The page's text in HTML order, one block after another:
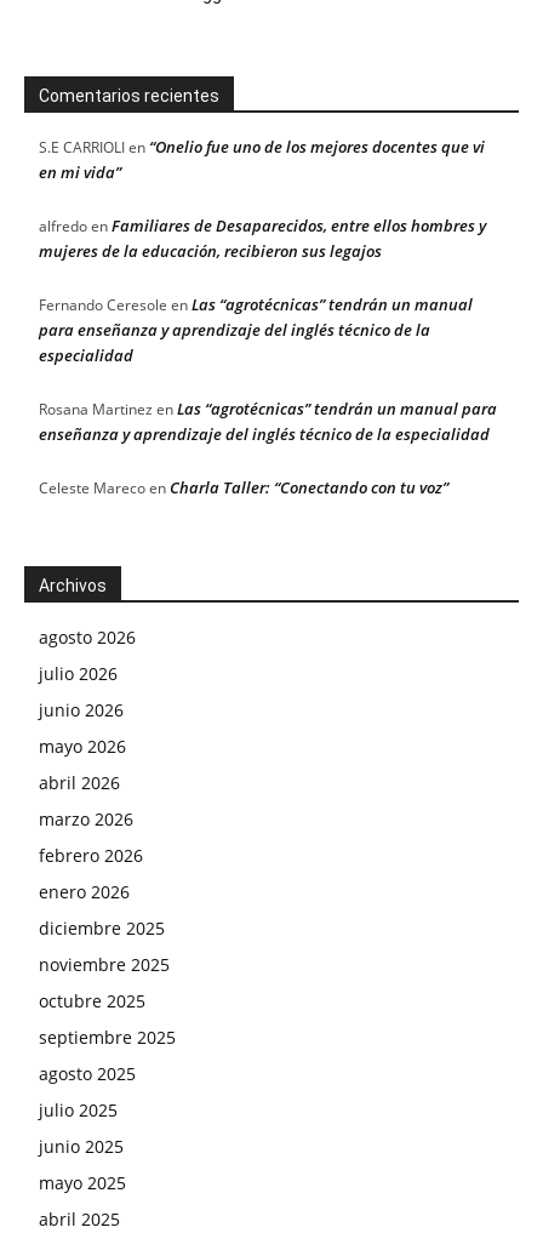
Comentarios recientes
S.E CARRIOLIen “Onelio fue uno de los mejores docentes que vi
en mi vida”
alfredoenFamiliares de Desaparecidos, entre ellos hombres y
mujeres de la educación, recibieron sus legajos
Fernando Ceresole enLas “agrotécnicas” tendrán un manual
para enseñanza y aprendizaje del inglés técnico de la
especialidad
Rosana Martinez enLas “agrotécnicas” tendrán un manual para
enseñanza y aprendizaje del inglés técnico de la especialidad
Celeste MarecoenCharla Taller: “Conectando con tu voz”
Archivos
agosto 2026
julio 2026
junio 2026
mayo 2026
abril 2026
marzo 2026
febrero 2026
enero 2026
diciembre 2025
noviembre 2025
octubre 2025
septiembre 2025
agosto 2025
julio 2025
junio 2025
mayo 2025
abril 2025